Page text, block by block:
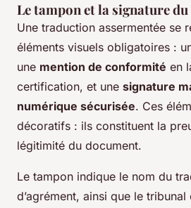
Le tampon et la signature
Une traduction assermentée se
éléments visuels obligatoires :
une mention de conformité en
certification, et une signature
numérique sécurisée. Ces
décoratifs : ils constituent la
légitimité du document.
Le tampon indique le nom du
d’agrément, ainsi que le tribunal